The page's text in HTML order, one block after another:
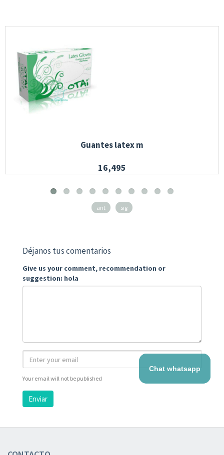
Guantes latex m
16,495
ant sig
Déjanos tus comentarios
Give us your comment, recommendation or
suggestion: hola
Your email will not be published
Enviar
Chat whatsapp